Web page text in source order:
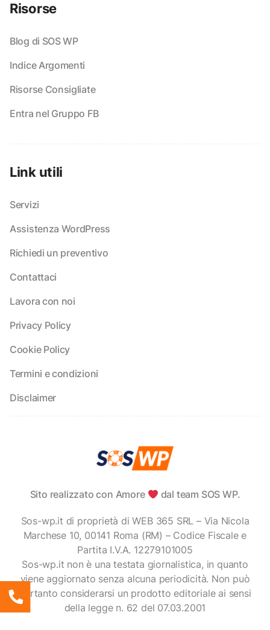
Risorse
Blog di SOS WP
Indice Argomenti
Risorse Consigliate
Entra nel Gruppo FB
Link utili
Servizi
Assistenza WordPress
Richiedi un preventivo
Contattaci
Lavora con noi
Privacy Policy
Cookie Policy
Termini e condizioni
Disclaimer
Sito realizzato con Amore dal team SOS WP.
Sos-wp.it di proprietà di WEB 365 SRL – Via Nicola
Marchese 10, 00141 Roma (RM) – Codice Fiscale e
Partita I.V.A. 12279101005
Sos-wp.it non è una testata giornalistica, in quanto
viene aggiornato senza alcuna periodicità. Non può
pertanto considerarsi un prodotto editoriale ai sensi
della legge n. 62 del 07.03.2001